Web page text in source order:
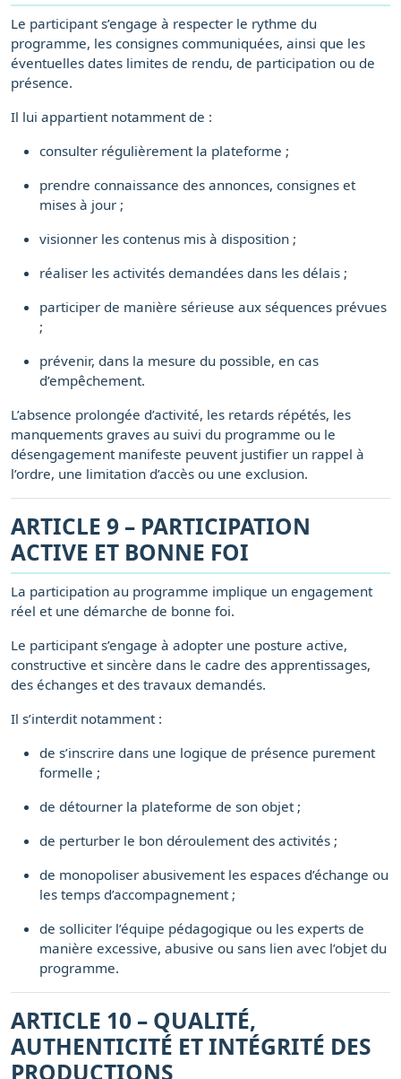
Le participant s’engage à respecter le rythme du
programme, les consignes communiquées, ainsi que les
éventuelles dates limites de rendu, de participation ou de
présence.
Il lui appartient notamment de :
consulter régulièrement la plateforme ;
prendre connaissance des annonces, consignes et
mises à jour ;
visionner les contenus mis à disposition ;
réaliser les activités demandées dans les délais ;
participer de manière sérieuse aux séquences prévues
;
prévenir, dans la mesure du possible, en cas
d’empêchement.
L’absence prolongée d’activité, les retards répétés, les
manquements graves au suivi du programme ou le
désengagement manifeste peuvent justifier un rappel à
l’ordre, une limitation d’accès ou une exclusion.
ARTICLE 9 – PARTICIPATION
ACTIVE ET BONNE FOI
La participation au programme implique un engagement
réel et une démarche de bonne foi.
Le participant s’engage à adopter une posture active,
constructive et sincère dans le cadre des apprentissages,
des échanges et des travaux demandés.
Il s’interdit notamment :
de s’inscrire dans une logique de présence purement
formelle ;
de détourner la plateforme de son objet ;
de perturber le bon déroulement des activités ;
de monopoliser abusivement les espaces d’échange ou
les temps d’accompagnement ;
de solliciter l’équipe pédagogique ou les experts de
manière excessive, abusive ou sans lien avec l’objet du
programme.
ARTICLE 10 – QUALITÉ,
AUTHENTICITÉ ET INTÉGRITÉ DES
PRODUCTIONS